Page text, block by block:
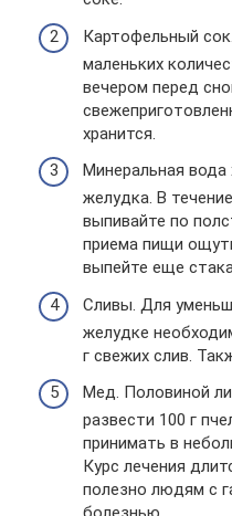
Картофельный
маленьких
вечером перед
хранится.
Минеральная
желудка. В
выпивайте по
приема пищи
выпейте еще
Сливы. Для
желудке
г свежих слив.
Мед. Половиной
развести 100 г
принимать в
Курс лечения
полезно людям с